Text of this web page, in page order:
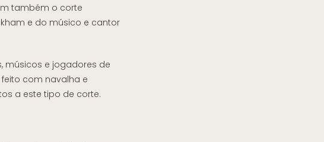
também o corte
e do músico e cantor
músicos e jogadores de
com navalha e
a este tipo de corte.